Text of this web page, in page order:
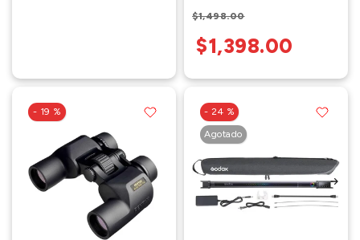
$1,498.00
$1,398.00
- 19 %
- 24 %
Agotado